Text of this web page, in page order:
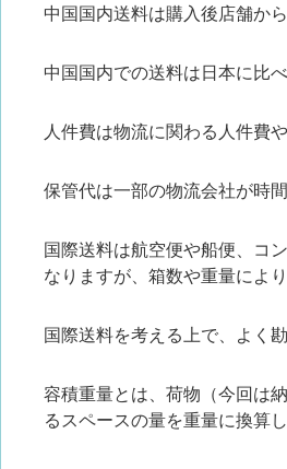
中国国内送料は購入後店舗か
中国国内での送料は日本に比
人件費は物流に関わる人件費
保管代は一部の物流会社が時
国際送料は航空便や船便、コ
なりますが、箱数や重量によ
国際送料を考える上で、よく
容積重量とは、荷物（今回は
るスペースの量を重量に換算